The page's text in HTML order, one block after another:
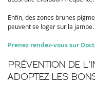
Enfin, des zones brunes
peuvent se loger sur la jambe.
Prenez rendez-vous sur
PRÉVENTION DE
ADOPTEZ LES